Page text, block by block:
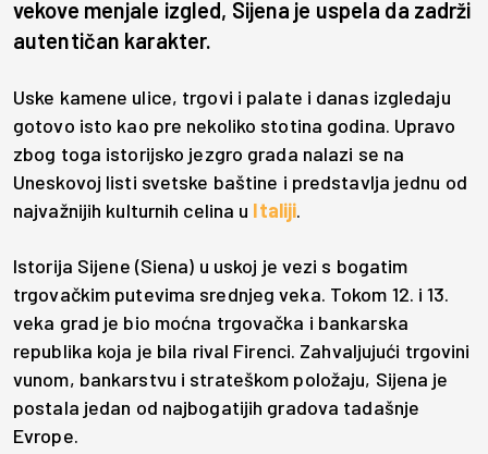
vekove menjale izgled, Sijena je uspela da zadrži
autentičan karakter.
Uske kamene ulice, trgovi i palate i danas izgledaju
gotovo isto kao pre nekoliko stotina godina. Upravo
zbog toga istorijsko jezgro grada nalazi se na
Uneskovoj listi svetske baštine i predstavlja jednu od
najvažnijih kulturnih celina u Italiji.
Istorija Sijene (Siena) u uskoj je vezi s bogatim
trgovačkim putevima srednjeg veka. Tokom 12. i 13.
veka grad je bio moćna trgovačka i bankarska
republika koja je bila rival Firenci. Zahvaljujući trgovini
vunom, bankarstvu i strateškom položaju, Sijena je
postala jedan od najbogatijih gradova tadašnje
Evrope.